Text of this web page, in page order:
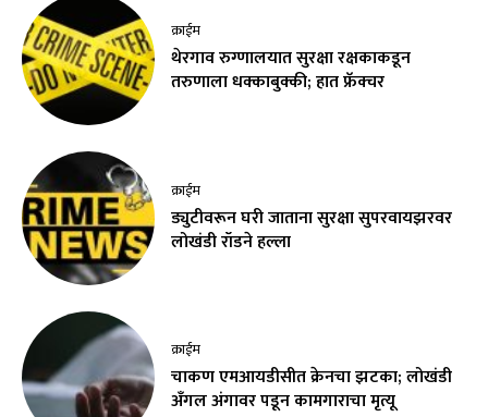
क्राईम
थेरगाव रुग्णालयात सुरक्षा रक्षकाकडून
तरुणाला धक्काबुक्की; हात फ्रॅक्चर
क्राईम
ड्युटीवरून घरी जाताना सुरक्षा सुपरवायझरवर
लोखंडी रॉडने हल्ला
क्राईम
चाकण एमआयडीसीत क्रेनचा झटका; लोखंडी
अँगल अंगावर पडून कामगाराचा मृत्यू